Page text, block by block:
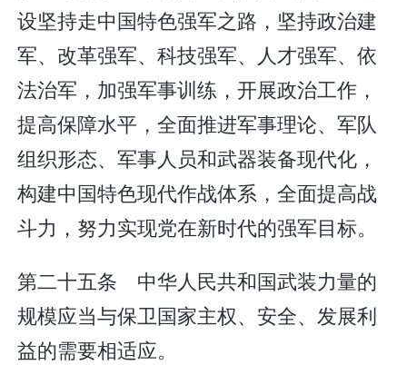
设坚持走中国特色强军之路，坚持政治建
军、改革强军、科技强军、人才强军、依
法治军，加强军事训练，开展政治工作，
提高保障水平，全面推进军事理论、军队
组织形态、军事人员和武器装备现代化，
构建中国特色现代作战体系，全面提高战
斗力，努力实现党在新时代的强军目标。
第二十五条 中华人民共和国武装力量的
规模应当与保卫国家主权、安全、发展利
益的需要相适应。